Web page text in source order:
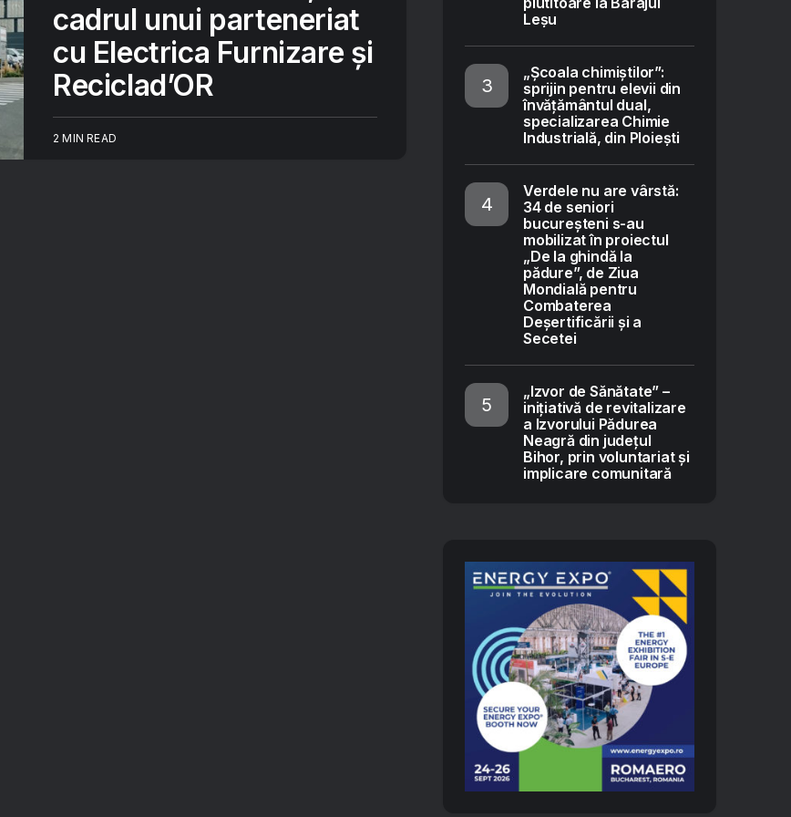
cadrul unui parteneriat
cu Electrica Furnizare și
Reciclad’OR
2 MIN READ
Leșu
„Școala chimiștilor”:
sprijin pentru elevii din
învățământul dual,
specializarea Chimie
Industrială, din Ploiești
Verdele nu are vârstă:
34 de seniori
bucureșteni s-au
mobilizat în proiectul
„De la ghindă la
pădure”, de Ziua
Mondială pentru
Combaterea
Deșertificării și a
Secetei
„Izvor de Sănătate” –
inițiativă de revitalizare
a Izvorului Pădurea
Neagră din județul
Bihor, prin voluntariat și
implicare comunitară